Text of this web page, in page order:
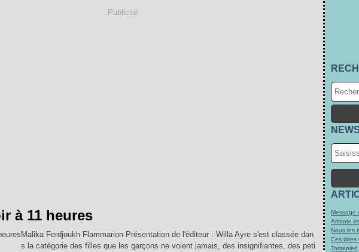
Publicité
à 11 heures
Malika Ferdjoukh Flammarion Présentation de l'éditeur : Willa Ayre s'est classée dan
s la catégorie des filles que les garçons ne voient jamais, des insignifiantes, des peti
Message
Aristote
Nous les
Ces titres
Torsepied